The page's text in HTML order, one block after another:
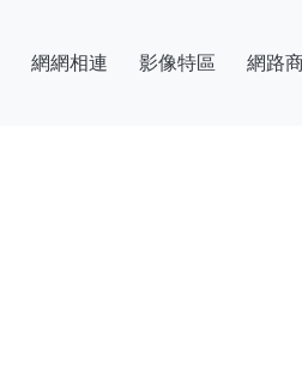
網網相連 影像特區 網路